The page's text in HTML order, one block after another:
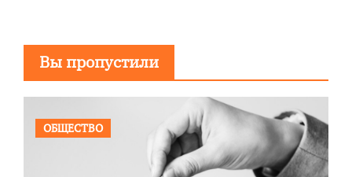
Вы пропустили
ОБЩЕСТВО